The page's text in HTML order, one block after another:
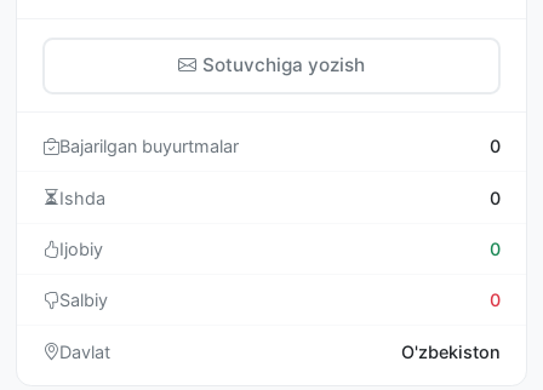
Sotuvchiga yozish
Bajarilgan buyurtmalar 0
Ishda 0
Ijobiy 0
Salbiy 0
Davlat O'zbekiston